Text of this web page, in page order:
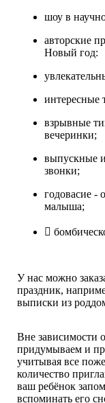
шоу в
авторские
Новый год:
интересные
взрывные
вечеринки;
выпускные
звонки;
годовасие -
малыша;

У нас можно
праздник,
выписки из
Вне зависимости
придумываем и
учитывая все
количество
ваш ребёнок
вспоминать его